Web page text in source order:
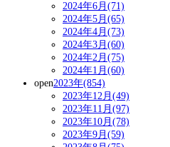
2024年6月(71)
2024年5月(65)
2024年4月(73)
2024年3月(60)
2024年2月(75)
2024年1月(60)
open2023年(854)
2023年12月(49)
2023年11月(97)
2023年10月(78)
2023年9月(59)